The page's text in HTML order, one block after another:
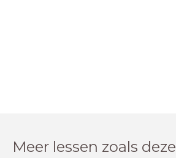
Meer lessen zoals deze